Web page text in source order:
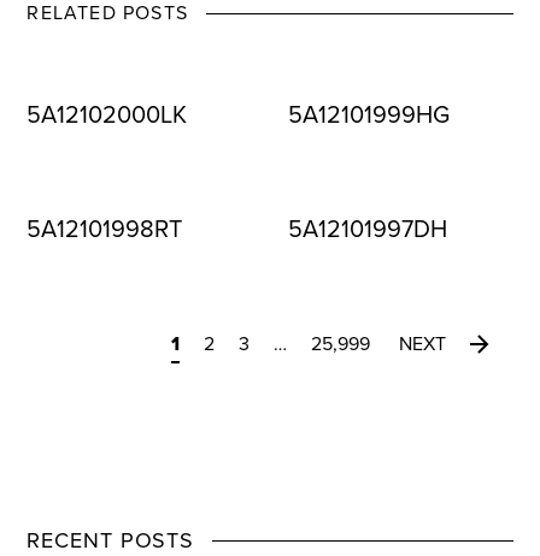
RELATED POSTS
5A12102000LK 5A12101999HG
5A12101998RT 5A12101997DH
1 2 3 … 25,999 NEXT
RECENT POSTS